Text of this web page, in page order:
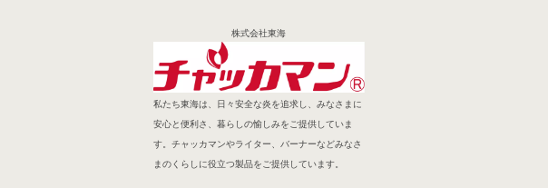
株式会社東海
私たち東海は、日々安全な炎を追求し、みなさまに
安心と便利さ、暮らしの愉しみをご提供していま
す。チャッカマンやライター、バーナーなどみなさ
まのくらしに役立つ製品をご提供しています。